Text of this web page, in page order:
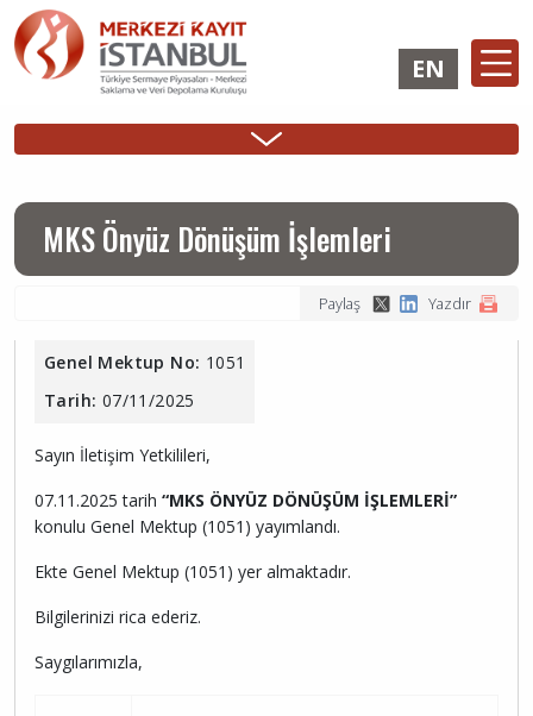
Ana
içeriğe
atla
ÜYELİK
İşlemleri
İHRAÇÇI
Girişi
YATIRIMCI
Girişi
Ana
gezinti
EN
Sidebar
MKS Önyüz Dönüşüm İşlemleri
Paylaş Yazdır
Genel Mektup No: 1051
Tarih: 07/11/2025
Sayın İletişim Yetkilileri,
07.11.2025 tarih “MKS ÖNYÜZ DÖNÜŞÜM İŞLEMLERİ”
konulu Genel Mektup (1051) yayımlandı.
Ekte Genel Mektup (1051) yer almaktadır.
Bilgilerinizi rica ederiz.
Saygılarımızla,